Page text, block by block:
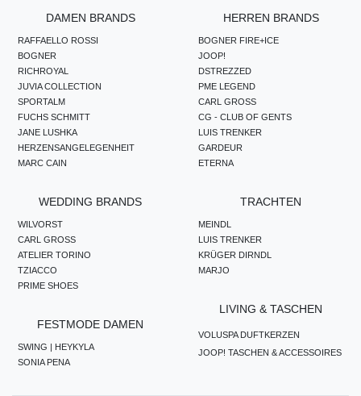
DAMEN BRANDS
RAFFAELLO ROSSI
BOGNER
RICHROYAL
JUVIA COLLECTION
SPORTALM
FUCHS SCHMITT
JANE LUSHKA
HERZENSANGELEGENHEIT
MARC CAIN
HERREN BRANDS
BOGNER FIRE+ICE
JOOP!
DSTREZZED
PME LEGEND
CARL GROSS
CG - CLUB OF GENTS
LUIS TRENKER
GARDEUR
ETERNA
WEDDING BRANDS
WILVORST
CARL GROSS
ATELIER TORINO
TZIACCO
PRIME SHOES
FESTMODE DAMEN
SWING | HEYKYLA
SONIA PENA
TRACHTEN
MEINDL
LUIS TRENKER
KRÜGER DIRNDL
MARJO
LIVING & TASCHEN
VOLUSPA DUFTKERZEN
JOOP! TASCHEN & ACCESSOIRES